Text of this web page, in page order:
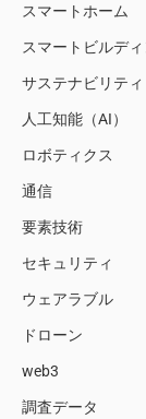
スマートホーム
スマートビルデ
サステナビリティ
人工知能（AI）
ロボティクス
通信
要素技術
セキュリティ
ウェアラブル
ドローン
web3
調査データ